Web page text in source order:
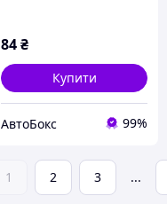
84₴
Купити
АвтоБокс 99%
1 2 3 ...